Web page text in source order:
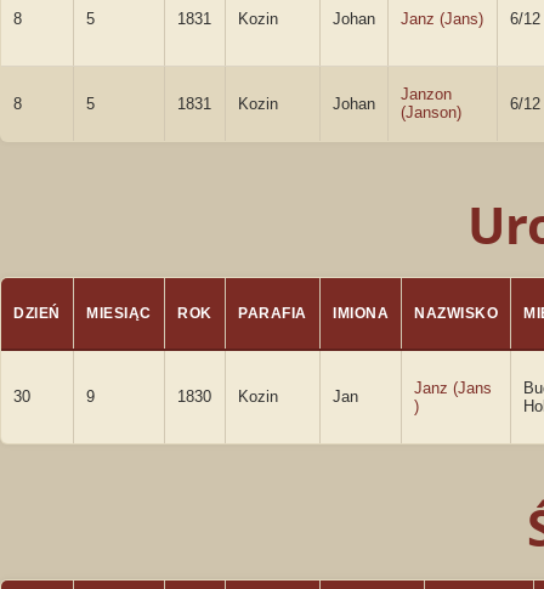
8 5 1831 Kozin Johan Janz (Jans) 6/12
8 5 1831 Kozin Johan
Janzon
(Janson)
6/12
DZIEŃ MIESIĄC ROK PARAFIA IMIONA NAZWISKO
30 9 1830 Kozin Jan
Janz (Jans
)